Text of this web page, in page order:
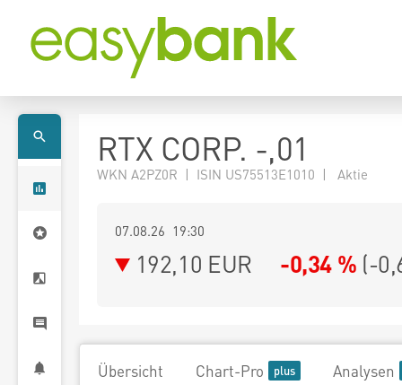
RTX CORP. -,01
WKN A2PZ0R | ISIN US75513E1010 | Aktie
07.08.26 19:30
192,10 EUR -0,34 % (-
Übersicht Chart-Pro Analysen